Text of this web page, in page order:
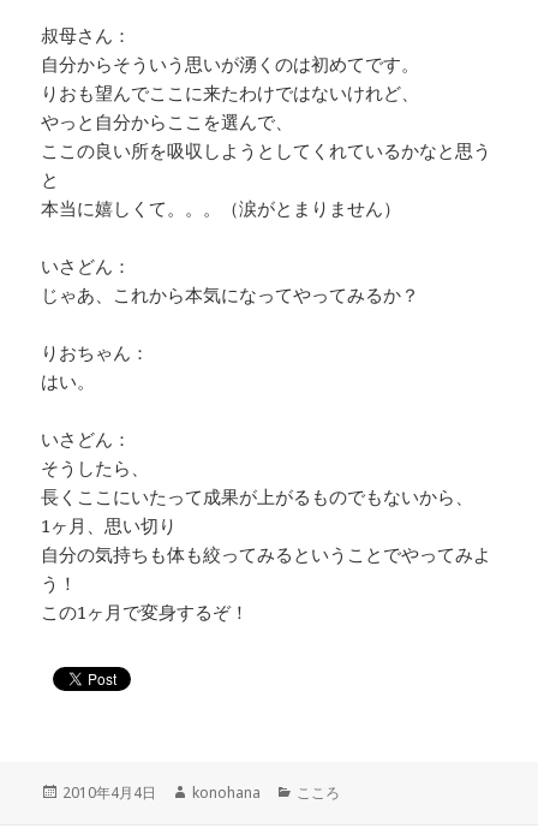
叔母さん：
自分からそういう思いが湧くのは初めてです。
りおも望んでここに来たわけではないけれど、
やっと自分からここを選んで、
ここの良い所を吸収しようとしてくれているかなと思う
と
本当に嬉しくて。。。（涙がとまりません）
いさどん：
じゃあ、これから本気になってやってみるか？
りおちゃん：
はい。
いさどん：
そうしたら、
長くここにいたって成果が上がるものでもないから、
1ヶ月、思い切り
自分の気持ちも体も絞ってみるということでやってみよ
う！
この1ヶ月で変身するぞ！
投
2010年4月4日
作
konohana
カ
こころ